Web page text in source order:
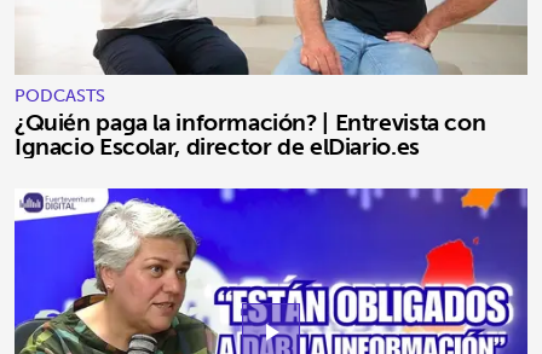
PODCASTS
¿Quién paga la información? | Entrevista con
Ignacio Escolar, director de elDiario.es
play_arrow